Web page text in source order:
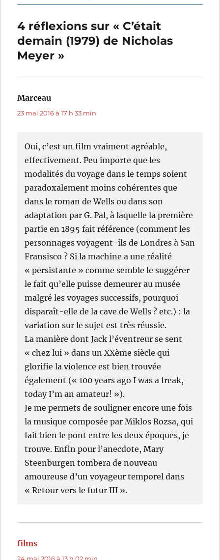
4 réflexions sur « C’était
demain (1979) de Nicholas
Meyer »
Marceau
23 mai 2016 à 17 h 33 min
Oui, c’est un film vraiment agréable,
effectivement. Peu importe que les
modalités du voyage dans le temps soient
paradoxalement moins cohérentes que
dans le roman de Wells ou dans son
adaptation par G. Pal, à laquelle la première
partie en 1895 fait référence (comment les
personnages voyagent-ils de Londres à San
Fransisco ? Si la machine a une réalité
« persistante » comme semble le suggérer
le fait qu’elle puisse demeurer au musée
malgré les voyages successifs, pourquoi
disparaît-elle de la cave de Wells ? etc.) : la
variation sur le sujet est très réussie.
La manière dont Jack l’éventreur se sent
« chez lui » dans un XXème siècle qui
glorifie la violence est bien trouvée
également (« 100 years ago I was a freak,
today I’m an amateur! »).
Je me permets de souligner encore une fois
la musique composée par Miklos Rozsa, qui
fait bien le pont entre les deux époques, je
trouve. Enfin pour l’anecdote, Mary
Steenburgen tombera de nouveau
amoureuse d’un voyageur temporel dans
« Retour vers le futur III ».
films